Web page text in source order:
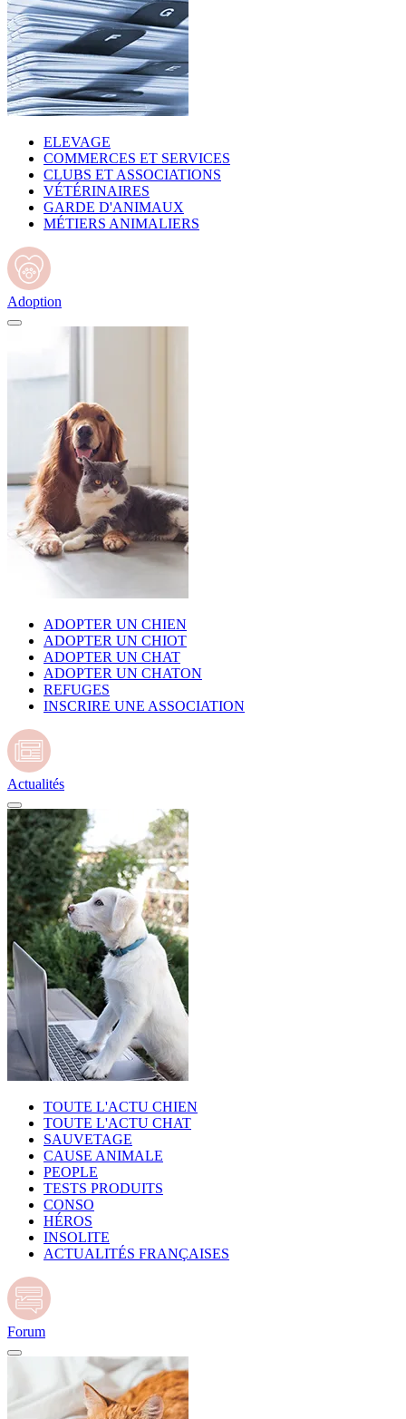
ELEVAGE
COMMERCES ET SERVICES
CLUBS ET ASSOCIATIONS
VÉTÉRINAIRES
GARDE D'ANIMAUX
MÉTIERS ANIMALIERS
Adoption
ADOPTER UN CHIEN
ADOPTER UN CHIOT
ADOPTER UN CHAT
ADOPTER UN CHATON
REFUGES
INSCRIRE UNE ASSOCIATION
Actualités
TOUTE L'ACTU CHIEN
TOUTE L'ACTU CHAT
SAUVETAGE
CAUSE ANIMALE
PEOPLE
TESTS PRODUITS
CONSO
HÉROS
INSOLITE
ACTUALITÉS FRANÇAISES
Forum